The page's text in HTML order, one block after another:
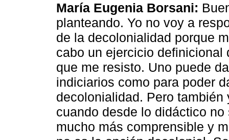
María Eugenia Borsani:
planteando. Yo no voy a
de la decolonialidad porque
cabo un ejercicio definicional
que me resisto. Uno puede
indiciarios como para poder
decolonialidad. Pero
cuando desde lo didáctico
mucho más comprensible y